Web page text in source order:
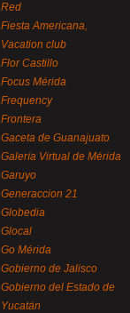
Red
Fiesta Americana,
Vacation club
Flor Castillo
Focus Mérida
Frequency
Frontera
Gaceta de Guanajuato
Galería Virtual de Mérida
Garuyo
Generaccion 21
Globedia
Glocal
Go Mérida
Gobierno de Jalisco
Gobierno del Estado de
Yucatán